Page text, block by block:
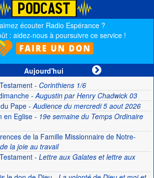
écouter Radio Espérance ?
: aidez-nous à poursuivre ce service !
Aujourd'hui
- Corinthiens 1/6
- Augustin par Henry Chadwick 03
Pape- Audience du mercredi 5 aout 2026
en Eglise- 19e semaine du Temps Ordinaire
de la Famille Missionnaire de Notre-
la joie au travail
- Lettre aux Galates et lettre aux